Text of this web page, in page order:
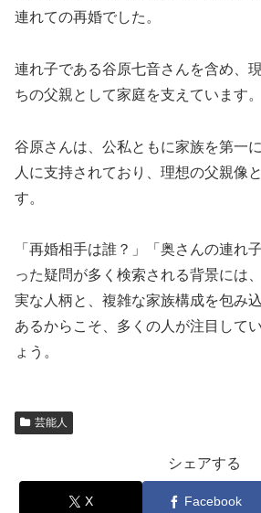
連れての再婚でした。
連れ子である谷原七音さんを含め、
ちの父親として家庭を支えています。
谷原さんは、公私ともに家族を第一
人に支持されており、理想の父親像
す。
「再婚相手は誰？」「奥さんの連れ
った疑問が多く検索される背景には
実な人柄と、複雑な家族構成を包み
あるからこそ、多くの人が注目して
ょう。
芸能人
シェアする
X Facebook